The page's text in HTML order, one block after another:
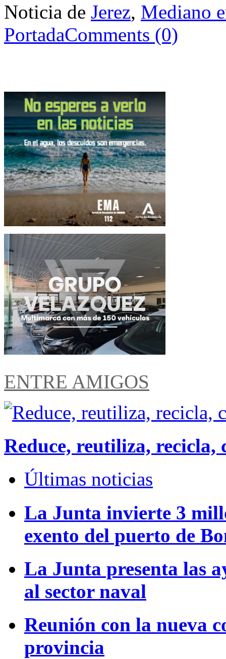
Noticia de Jerez, Mediano
PortadaComments (0)
ENTRE AMIGOS
Reduce, reutiliza, recicla,
Últimas noticias
La Junta invierte 3
exento del puerto de
La Junta presenta las
al sector naval
Reunión con la nueva
provincia